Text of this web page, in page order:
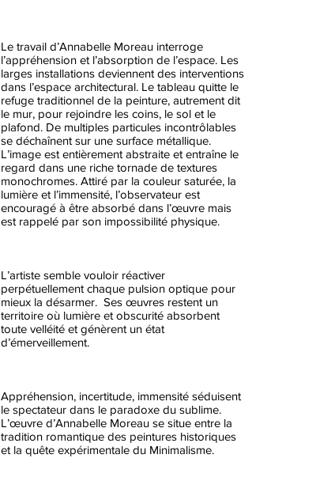
Le travail d’Annabelle Moreau interroge
l’appréhension et l’absorption de l’espace. Les
larges installations deviennent des interventions
dans l’espace architectural. Le tableau quitte le
refuge traditionnel de la peinture, autrement dit
le mur, pour rejoindre les coins, le sol et le
plafond. De multiples particules incontrôlables
se déchaînent sur une surface métallique.
L’image est entièrement abstraite et entraîne le
regard dans une riche tornade de textures
monochromes. Attiré par la couleur saturée, la
lumière et l’immensité, l’observateur est
encouragé à être absorbé dans l’œuvre mais
est rappelé par son impossibilité physique.
L’artiste semble vouloir réactiver
perpétuellement chaque pulsion optique pour
mieux la désarmer. Ses œuvres restent un
territoire où lumière et obscurité absorbent
toute velléité et génèrent un état
d’émerveillement.
Appréhension, incertitude, immensité séduisent
le spectateur dans le paradoxe du sublime.
L’œuvre d’Annabelle Moreau se situe entre la
tradition romantique des peintures historiques
et la quête expérimentale du Minimalisme.